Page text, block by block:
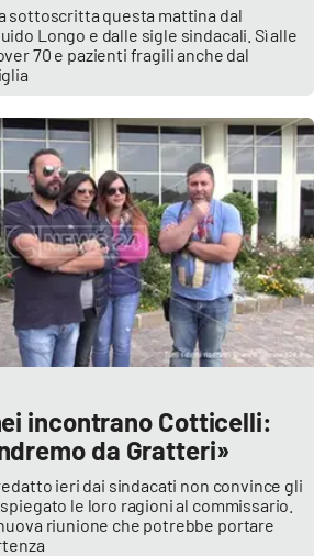
sottoscritta questa mattina dal
Longo e dalle sigle sindacali. Sì alle
70 e pazienti fragili anche dal
incontrano Cotticelli:
da Gratteri»
ieri dai sindacati non convince gli
le loro ragioni al commissario.
riunione che potrebbe portare